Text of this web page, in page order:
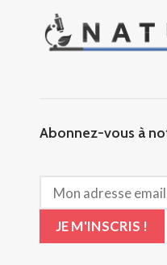
Abonnez-vous à